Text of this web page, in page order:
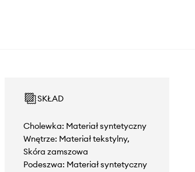
SKŁAD
Cholewka: Materiał syntetyczny
Wnętrze: Materiał tekstylny,
Skóra zamszowa
Podeszwa: Materiał syntetyczny